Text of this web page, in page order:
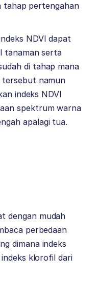
tahap pertengahan
NDVI dapat
tanaman serta
di tahap mana
namun
indeks NDVI
spektrum warna
apalagi tua.
dengan mudah
perbedaan
dimana indeks
klorofil dari